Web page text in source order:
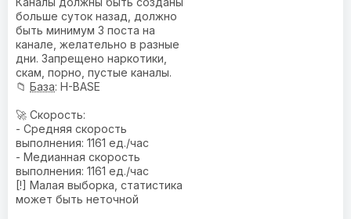
больше суток назад, должно
быть минимум 3 поста на
канале, желательно в разные
дни. Запрещено наркотики,
скам, порно, пустые каналы.
📁 База: H-BASE
🚀 Скорость:
- Средняя скорость
выполнения: 1161 ед./час
- Медианная скорость
выполнения: 1161 ед./час
[!] Малая выборка, статистика
может быть неточной